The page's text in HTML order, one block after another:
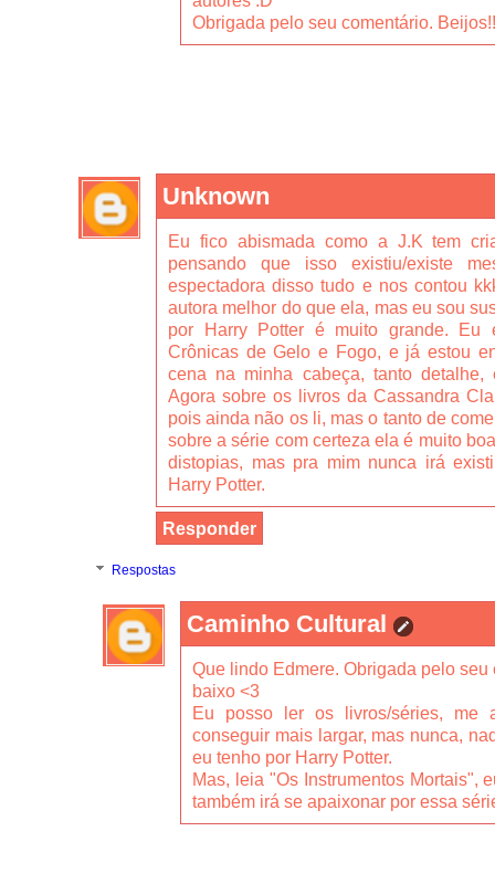
Obrigada pelo seu comentário.
Unknown
Eu fico abismada como a J.K tem
pensando que isso existiu/existe
espectadora disso tudo e nos contou
autora melhor do que ela, mas eu sou
por Harry Potter é muito grande. Eu
Crônicas de Gelo e Fogo, e já estou
cena na minha cabeça, tanto detalhe,
Agora sobre os livros da Cassandra
pois ainda não os li, mas o tanto de
sobre a série com certeza ela é muito
distopias, mas pra mim nunca irá
Harry Potter.
Responder
Respostas
Caminho Cultural
Que lindo Edmere. Obrigada pelo
baixo <3
Eu posso ler os livros/séries, me
conseguir mais largar, mas nunca,
eu tenho por Harry Potter.
Mas, leia "Os Instrumentos Mortais",
também irá se apaixonar por essa